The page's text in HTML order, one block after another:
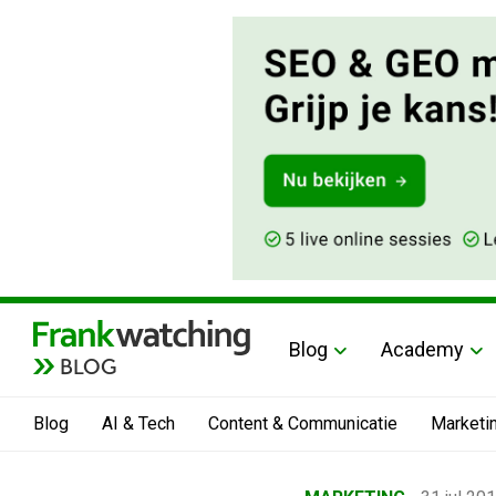
BLOG
Blog Academy
Blog AI & Tech Content & Communicatie